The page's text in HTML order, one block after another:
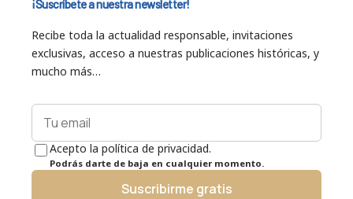
¡Suscríbete a nuestra newsletter!
Recibe toda la actualidad responsable, invitaciones
exclusivas, acceso a nuestras publicaciones históricas, y
mucho más…
Acepto la política de privacidad.
Podrás darte de baja en cualquier momento.
Suscribirme gratis